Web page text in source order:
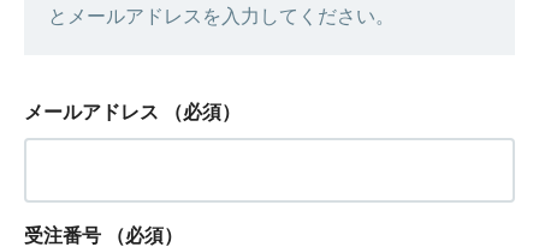
とメールアドレスを入力してください。
メールアドレス （必須）
受注番号 （必須）